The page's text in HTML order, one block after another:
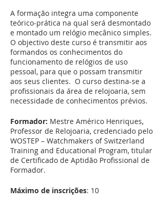
A formação integra uma componente
teórico-prática na qual será desmontado
e montado um relógio mecânico simples.
O objectivo deste curso é transmitir aos
formandos os conhecimentos do
funcionamento de relógios de uso
pessoal, para que o possam transmitir
aos seus clientes. O curso destina-se a
profissionais da área de relojoaria, sem
necessidade de conhecimentos prévios.
Formador: Mestre Américo Henriques,
Professor de Relojoaria, credenciado pelo
WOSTEP – Watchmakers of Switzerland
Training and Educational Program, titular
de Certificado de Aptidão Profissional de
Formador.
Máximo de inscrições: 10